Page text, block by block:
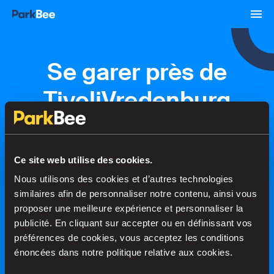
Ce site web utilise des cookies.
Nous utilisons des cookies et d’autres technologies
similaires afin de personnaliser notre contenu, ainsi vous
proposer une meilleure expérience et personnaliser la
publicité. En cliquant sur accepter ou en définissant vos
préférences de cookies, vous acceptez les conditions
énoncées dans notre politique relative aux cookies.
Se garer près de
TivoliVredenburg
Trouvez votre place en un rien de
temps